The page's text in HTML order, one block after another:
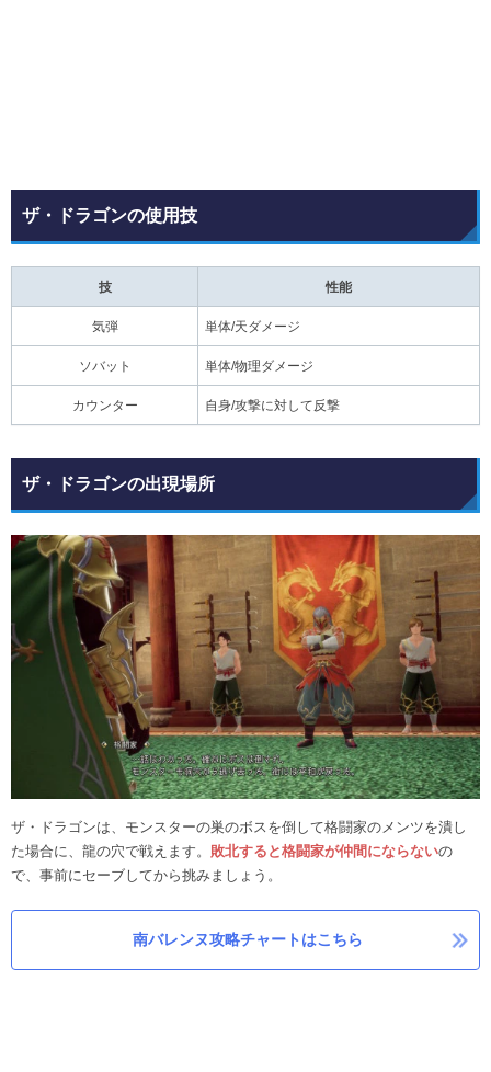
ザ・ドラゴンの使用技
技 性能
気弾 単体/天ダメージ
ソバット 単体/物理ダメージ
カウンター 自身/攻撃に対して反撃
ザ・ドラゴンの出現場所
ザ・ドラゴンは、モンスターの巣のボスを倒して格闘家のメンツを潰し
た場合に、龍の穴で戦えます。 敗北すると格闘家が仲間にならないの
で、事前にセーブしてから挑みましょう。
南バレンヌ攻略チャートはこちら